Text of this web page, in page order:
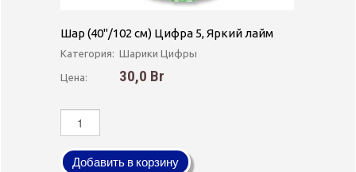
Шар (40''/102 см) Цифра 5, Яркий лайм
Категория: Шарики Цифры
Цена: 30,0 Br
Добавить в корзину